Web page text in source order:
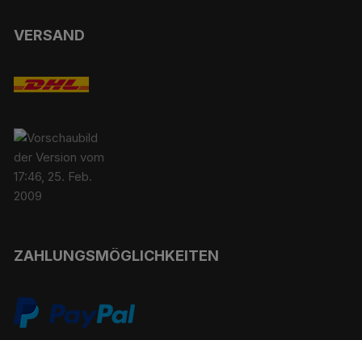
VERSAND
ZAHLUNGSMÖGLICHKEITEN